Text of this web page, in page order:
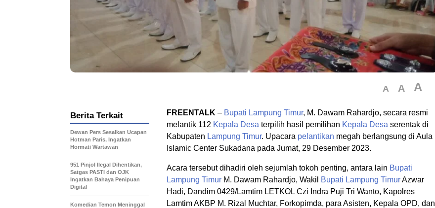
A A A
FREENTALK – Bupati Lampung Timur, M. Dawam Rahardjo, secara resmi
melantik 112 Kepala Desa terpilih hasil pemilihan Kepala Desa serentak di
Kabupaten Lampung Timur. Upacara pelantikan megah berlangsung di Aula
Islamic Center Sukadana pada Jumat, 29 Desember 2023.
Acara tersebut dihadiri oleh sejumlah tokoh penting, antara lain Bupati
Lampung Timur M. Dawam Rahardjo, Wakil Bupati Lampung TimurAzwar
Hadi, Dandim 0429/Lamtim LETKOL Czi Indra Puji Tri Wanto, Kapolres
Lamtim AKBP M. Rizal Muchtar, Forkopimda, para Asisten, Kepala OPD, dan
Berita Terkait
Dewan Pers Sesalkan Ucapan
Hotman Paris, Ingatkan
Hormati Wartawan
951 Pinjol Ilegal Dihentikan,
Satgas PASTI dan OJK
Ingatkan Bahaya Penipuan
Digital
Komedian Temon Meninggal